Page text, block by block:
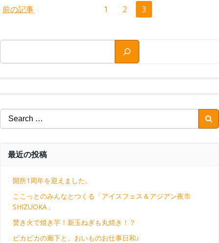
Posts
navigation
前の記事
navigation
Page
1 Page
2 Page
3
検索
Search
for:
最近の投稿
開所1周年を迎えました。
ここっとのみんなとつくる「アイスフェス＆アジアン夜市
SHIZUOKA」
焚き火で焼き芋！新玉ねぎも丸焼き！？
ピカピカの廊下と、おいものお仕事日和♪